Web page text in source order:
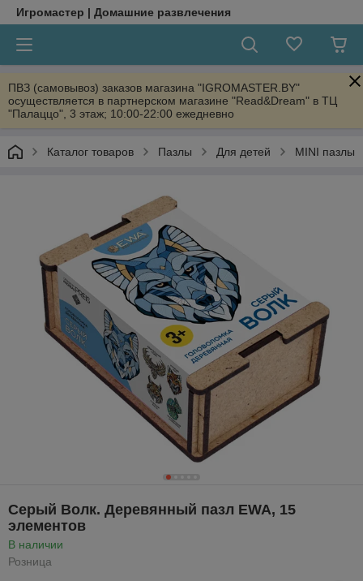
Игромастер | Домашние развлечения
ПВЗ (самовывоз) заказов магазина "IGROMASTER.BY"
осуществляется в партнерском магазине "Read&Dream" в ТЦ
"Палаццо", 3 этаж; 10:00-22:00 ежедневно
Каталог товаров Пазлы Для детей MINI пазлы
Серый Волк. Деревянный пазл EWA, 15
элементов
В наличии
Розница